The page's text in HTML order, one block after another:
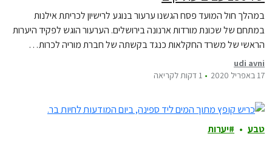
במהלך חול המועד פסח הגשנו ערעור בנוגע לרישיון לכריתת אילנות
במתחם של שכונת מורדות ארנונה בירושלים. הערעור הוגש לפקיד היערות
הראשי של משרד החקלאות כנגד בקשתה של חברת מוריה לכרות…
udi avni
17 באפריל 2020
1 דקות לקריאה
טבע יערות